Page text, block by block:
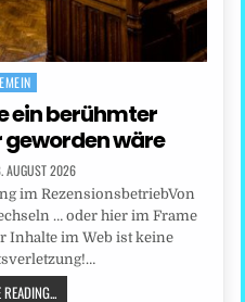
ein berühmter
wäre
AUGUST 2026
im RezensionsbetriebVon
… oder hier im Frame
Inhalte im Web ist keine